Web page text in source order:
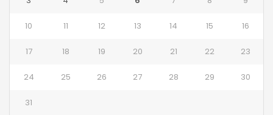
10 11 12 13 14 15 16
17 18 19 20 21 22 23
24 25 26 27 28 29 30
31